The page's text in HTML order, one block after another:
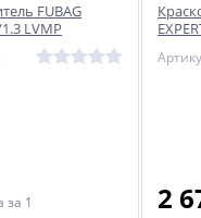
FUBAG
LVMP
за 1 2